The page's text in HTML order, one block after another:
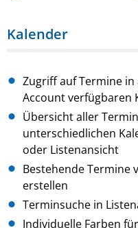
Kalender
Zugriff auf Termine
Account verfügbaren
Übersicht aller
unterschiedlichen
oder Listenansicht
Bestehende Termine
erstellen
Terminsuche in
Individuelle Farben